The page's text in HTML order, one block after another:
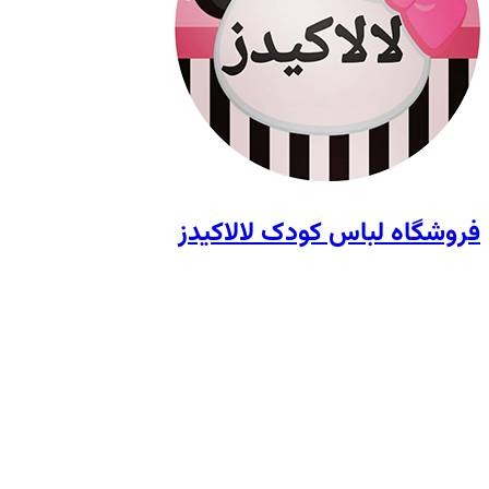
فروشگاه لباس کودک لالاکیدز